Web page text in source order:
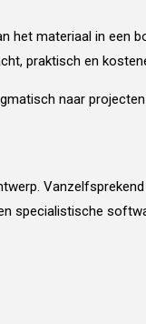
het materiaal in een
praktisch en
naar
specialistische